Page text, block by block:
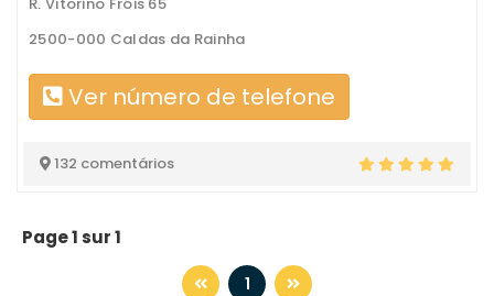
2500-000 Caldas da Rainha
Ver número de telefone
132 comentários
Page 1 sur 1
1